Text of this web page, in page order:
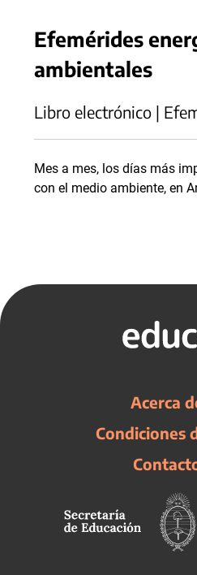
Efemérides
ambientales
Libro electrónico |
Mes a mes, los días más
con el medio ambiente, en
Acerca
Condiciones